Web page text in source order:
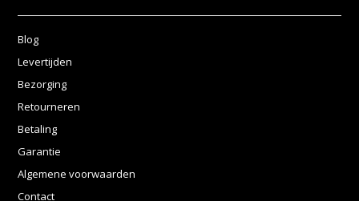
Blog
Levertijden
Bezorging
Retourneren
Betaling
Garantie
Algemene voorwaarden
Contact